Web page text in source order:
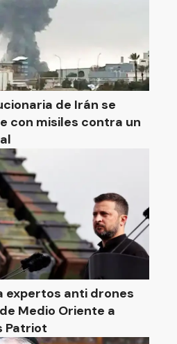
de Irán se
con misiles contra un
expertos anti drones
Medio Oriente a
Patriot